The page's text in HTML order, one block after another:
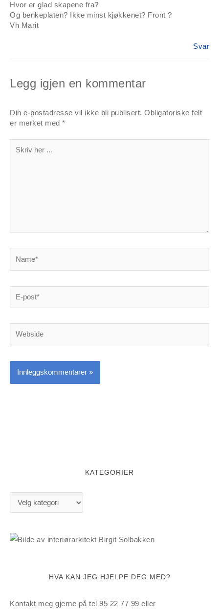
Hvor er glad skapene fra?
Og benkeplaten? Ikke minst kjøkkenet? Front ?
Vh Marit
Svar
Legg igjen en kommentar
Din e-postadresse vil ikke bli publisert. Obligatoriske felt
er merket med *
her
post*
KATEGORIER
a
e
HVA KAN JEG HJELPE DEG MED?
Kontakt meg gjerne på tel 95 22 77 99 eller